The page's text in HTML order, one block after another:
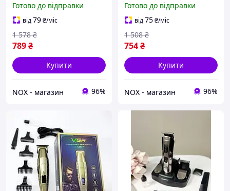
машинка для стрижки
волосся (2 акб, 4 насадки),
NOX
Готово до відправки
від79₴/міс
789₴
1 578 ₴
Купити
NOX - магазин 96%
Багатофункціональний
набір для стрижки
(Детская), NOX
Готово до відправки
від75₴/міс
754₴
1 508 ₴
Купити
NOX - магазин 96%